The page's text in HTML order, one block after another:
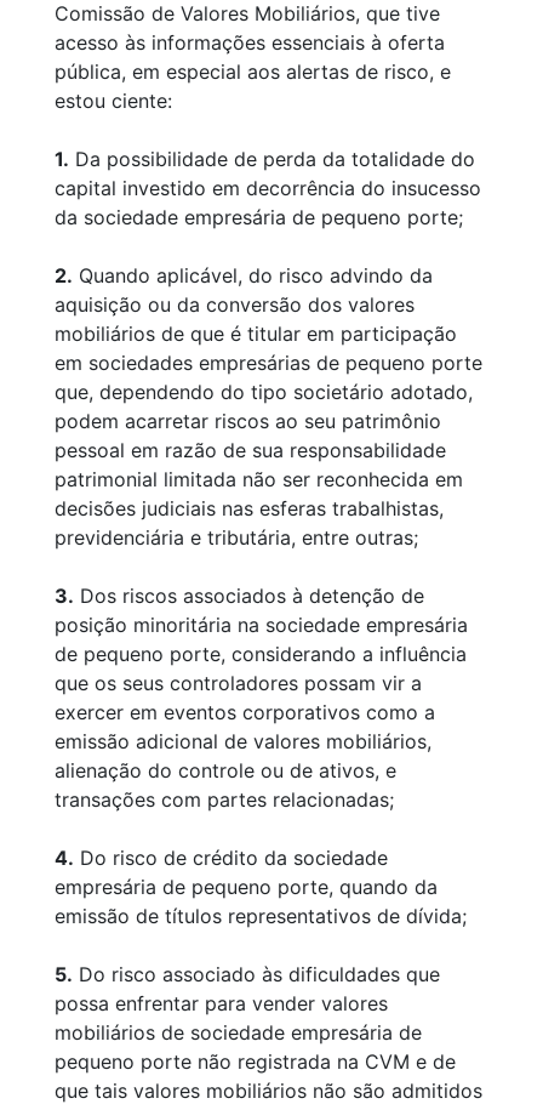
Comissão de Valores Mobiliários, que tive
acesso às informações essenciais à oferta
pública, em especial aos alertas de risco, e
estou ciente:
1. Da possibilidade de perda da totalidade do
capital investido em decorrência do insucesso
da sociedade empresária de pequeno porte;
2. Quando aplicável, do risco advindo da
aquisição ou da conversão dos valores
mobiliários de que é titular em participação
em sociedades empresárias de pequeno porte
que, dependendo do tipo societário adotado,
podem acarretar riscos ao seu patrimônio
pessoal em razão de sua responsabilidade
patrimonial limitada não ser reconhecida em
decisões judiciais nas esferas trabalhistas,
previdenciária e tributária, entre outras;
3. Dos riscos associados à detenção de
posição minoritária na sociedade empresária
de pequeno porte, considerando a influência
que os seus controladores possam vir a
exercer em eventos corporativos como a
emissão adicional de valores mobiliários,
alienação do controle ou de ativos, e
transações com partes relacionadas;
4. Do risco de crédito da sociedade
empresária de pequeno porte, quando da
emissão de títulos representativos de dívida;
5. Do risco associado às dificuldades que
possa enfrentar para vender valores
mobiliários de sociedade empresária de
pequeno porte não registrada na CVM e de
que tais valores mobiliários não são admitidos